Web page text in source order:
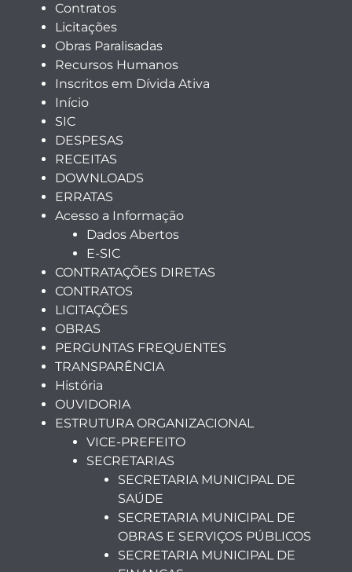
Contratos
Licitações
Obras Paralisadas
Recursos Humanos
Inscritos em Dívida Ativa
Início
SIC
DESPESAS
RECEITAS
DOWNLOADS
ERRATAS
Acesso a Informação
Dados Abertos
E-SIC
CONTRATAÇÕES DIRETAS
CONTRATOS
LICITAÇÕES
OBRAS
PERGUNTAS FREQUENTES
TRANSPARÊNCIA
História
OUVIDORIA
ESTRUTURA ORGANIZACIONAL
VICE-PREFEITO
SECRETARIAS
SECRETARIA MUNICIPAL DE
SAÚDE
SECRETARIA MUNICIPAL DE
OBRAS E SERVIÇOS PÚBLICOS
SECRETARIA MUNICIPAL DE